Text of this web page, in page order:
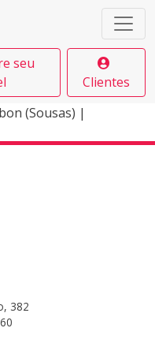
seu
Clientes
(Sousas) |
382